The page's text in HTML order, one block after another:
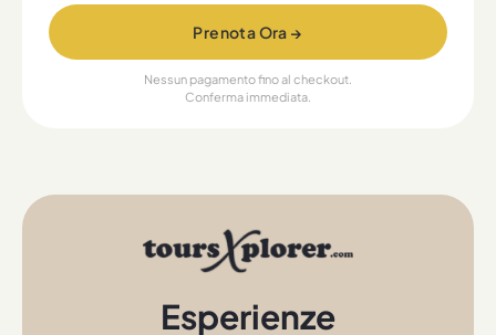
Prenota Ora →
Nessun pagamento fino al checkout.
Conferma immediata.
Esperienze